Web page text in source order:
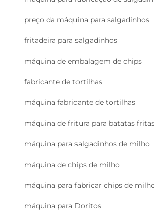
preço da máquina para salgadinhos
fritadeira para salgadinhos
máquina de embalagem de chips
fabricante de tortilhas
máquina fabricante de tortilhas
máquina de fritura para batatas
máquina para salgadinhos de milho
máquina de chips de milho
máquina para fabricar chips de
máquina para Doritos